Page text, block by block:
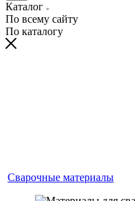
Каталог
По всему сайту
По каталогу
Сварочные материалы